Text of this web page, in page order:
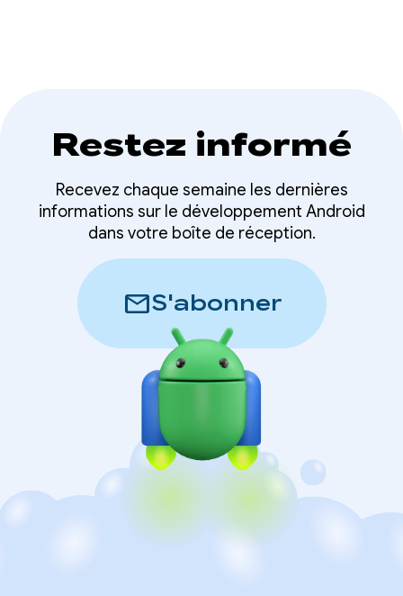
Restez informé
Recevez chaque semaine les dernières
informations sur le développement Android
dans votre boîte de réception.
mailS'abonner